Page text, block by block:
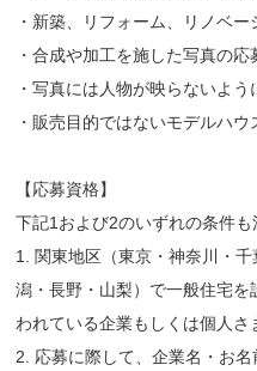
・新築、リフォーム、リノベ
・合成や加工を施した写真の応
・写真には人物が映らないよう
・販売目的ではないモデルハ
【応募資格】
下記1および2のいずれの条件も
1. 関東地区（東京・神奈川・
潟・長野・山梨）で一般住宅
われている企業もしくは個人さ
2. 応募に際して、企業名・お